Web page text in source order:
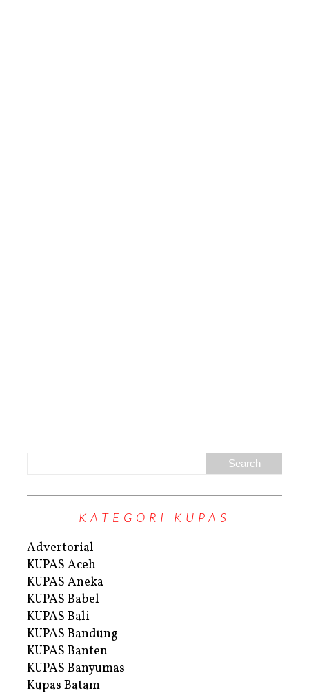
KATEGORI KUPAS
Advertorial
KUPAS Aceh
KUPAS Aneka
KUPAS Babel
KUPAS Bali
KUPAS Bandung
KUPAS Banten
KUPAS Banyumas
Kupas Batam